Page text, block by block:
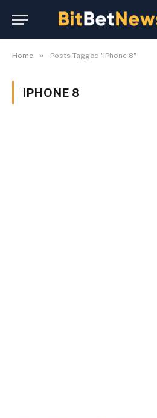
Home » Posts Tagged "iPhone 8"
IPHONE 8